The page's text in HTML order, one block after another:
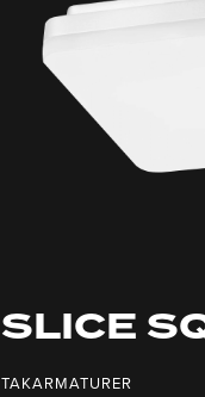
SLICE
TAKARMATURER